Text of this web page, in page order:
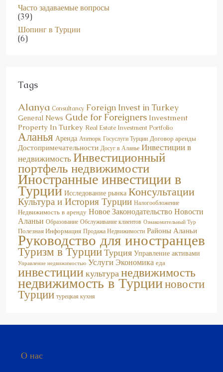
Часто задаваемые вопросы
(39)
Шопинг в Турции
(6)
Tags
Alanya Consultancy Foreign Invest in Turkey
General News Gude for Foreigners Investment
Property In Turkey Real Estate Investment Portfolio
Аланья Аренда Ататюрк Госуслуги Турции Договор аренды
Достопримечательности Досуг в Аланье Инвестиции в
недвижимостьИнвестиционный
портфель недвижимости
Иностранные инвестиции в
Турции Исследование рынка Консультации
Культура и История Турции Налогообложение
Недвижимость в аренду Новое ЗаконодательствоНовости
Аланьи Образование Обслуживание клиентов Ознакомительный Тур
Полезная Информация Продажа Недвижимости Районы Аланьи
Руководство для иностранцев
Туризм в ТурцииТурция Управление активами
Управление недвижимостью Услуги Экономика еда
инвестициикультура недвижимость
недвижимость в Турцииновости
Турции турецкая кухня
О нас